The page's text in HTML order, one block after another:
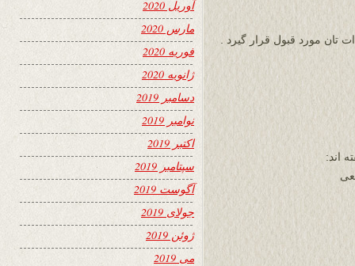
تان مورد قبول قرار گیرد .
اند:
آوریل 2020
مارس 2020
فوریه 2020
ژانویه 2020
دسامبر 2019
نوامبر 2019
اکتبر 2019
سپتامبر 2019
آگوست 2019
جولای 2019
ژوئن 2019
می 2019